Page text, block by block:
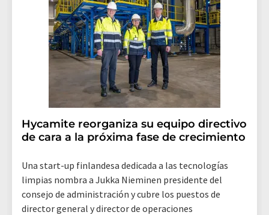
Hycamite reorganiza su equipo directivo
de cara a la próxima fase de crecimiento
Una start-up finlandesa dedicada a las tecnologías
limpias nombra a Jukka Nieminen presidente del
consejo de administración y cubre los puestos de
director general y director de operaciones